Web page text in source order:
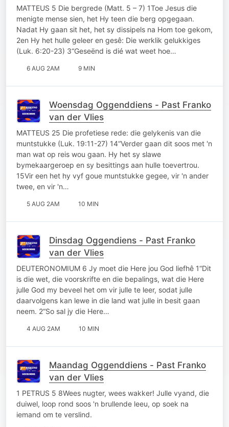
MATTEUS 5 Die bergrede (Matt. 5 – 7) 1Toe Jesus die
menigte mense sien, het Hy teen die berg opgegaan.
Nadat Hy gaan sit het, het sy dissipels na Hom toe gekom,
2en Hy het hulle geleer en gesê: Die werklik gelukkiges
(Luk. 6:20-23) 3“Geseënd is dié wat weet hoe…
6 AUG 2AM 9 MIN
Woensdag Oggenddiens - Past Franko
van der Vlies
MATTEUS 25 Die profetiese rede: die gelykenis van die
muntstukke (Luk. 19:11-27) 14“Verder gaan dit soos met 'n
man wat op reis wou gaan. Hy het sy slawe
bymekaargeroep en sy besittings aan hulle toevertrou.
15Vir een het hy vyf goue muntstukke gegee, vir 'n ander
twee, en vir 'n…
5 AUG 2AM 10 MIN
Dinsdag Oggendiens - Past Franko
van der Vlies
DEUTERONOMIUM 6 Jy moet die Here jou God liefhê 1“Dit
is die wet, die voorskrifte en die bepalings, wat die Here
julle God my beveel het om vir julle te leer, sodat julle
daarvolgens kan lewe in die land wat julle in besit gaan
neem. 2“So sal jy die Here…
4 AUG 2AM 10 MIN
Maandag Oggenddiens - Past Franko
van der Vlies
1 PETRUS 5 8Wees nugter, wees wakker! Julle vyand, die
duiwel, loop rond soos 'n brullende leeu, op soek na
iemand om te verslind.